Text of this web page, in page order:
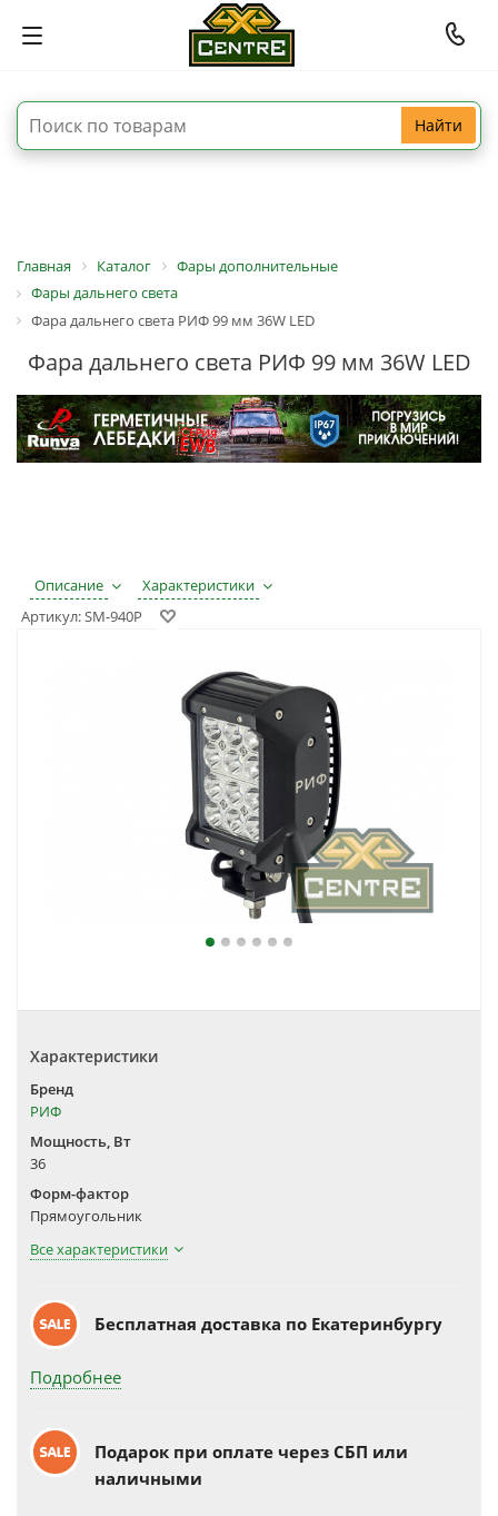
Найти
Главная Каталог
Фары дополнительные
Фары дальнего света
Фара дальнего света РИФ 99 мм 36W LED
Фара дальнего света РИФ 99 мм 36W LED
Описание
Характеристики
Артикул:SM-940P
Характеристики
Бренд
РИФ
Мощность, Вт
36
Форм-фактор
Прямоугольник
Все характеристики
Бесплатная доставка по Екатеринбургу
Подробнее
Подарок при оплате через СБП или
наличными